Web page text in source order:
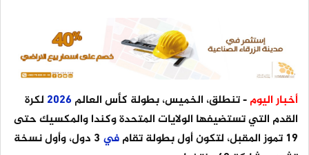
أخبار اليوم- تنطلق، الخميس، بطولة كأس العالم 2026 لكرة
القدم التي تستضيفها الولايات المتحدة وكندا والمكسيك حتى
19 تموز المقبل، لتكون أول بطولة تقام
في
3 دول، وأول نسخة